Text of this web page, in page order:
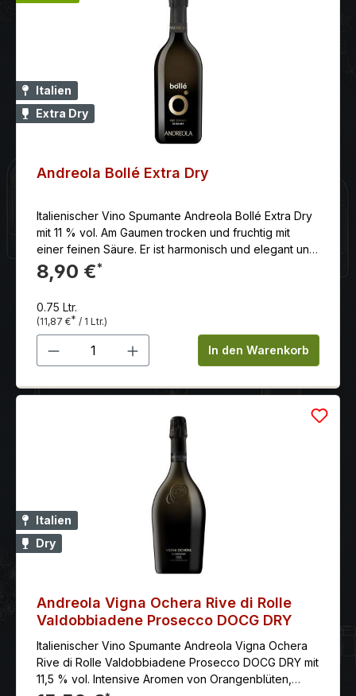
Italien
Extra Dry
Andreola Bollé Extra Dry
Italienischer Vino Spumante Andreola Bollé Extra Dry
mit 11 % vol. Am Gaumen trocken und fruchtig mit
einer feinen Säure. Er ist harmonisch und elegant und
hat einen langen Abgang.
8,90 €*
0.75 Ltr.
(11,87 €* / 1 Ltr.)
Produkt Anzahl: Gib denIn den Warenkorb
Italien
Dry
Andreola Vigna Ochera Rive di Rolle
Valdobbiadene Prosecco DOCG DRY
Italienischer Vino Spumante Andreola Vigna Ochera
Rive di Rolle Valdobbiadene Prosecco DOCG DRY mit
11,5 % vol. Intensive Aromen von Orangenblüten,